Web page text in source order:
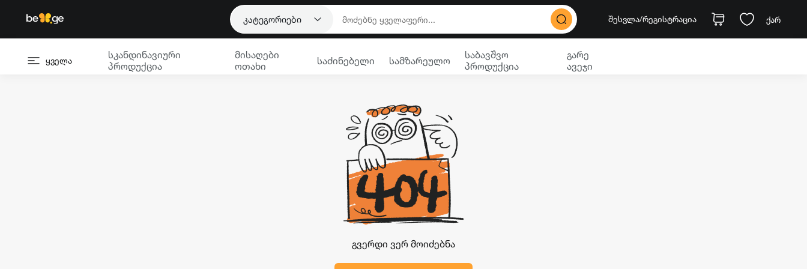
კატეგორიები შესვლა/რეგისტრაცია ქარ
ყველა
სკანდინავიური
პროდუქცია
მისაღები
ოთახი
საძინებელი სამზარეულო
საბავშვო
პროდუქცია
გარე
ავეჯი
გვერდი ვერ მოიძებნა